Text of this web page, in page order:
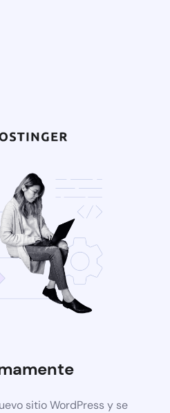
sitio WordPress y se